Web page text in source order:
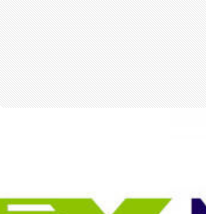
กีฬา
อาหาร, เครื่องดื่ม
ท่องเที่ยว
โรงแรม, ที่พัก
ไอที